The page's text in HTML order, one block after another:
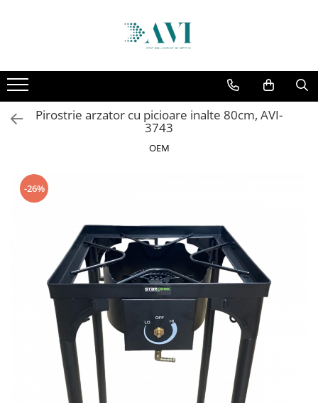
Casa
Accesorii uscatoare rufe
Aparate electrocasnice & accesorii
Accesorii pentru ochelari si lentile
de contact
Unghiere si clesti manichiura &
Baterii sanitare baie
Coloane de dus si seturi de dus
Odorizant toaleta
Oglinzi si mobilier baie
Ascutitoare cutite
Baterii sanitare bucatarie
Pirostrie arzator cu picioare inalte 80cm, AVI-
3743
OEM
-26%